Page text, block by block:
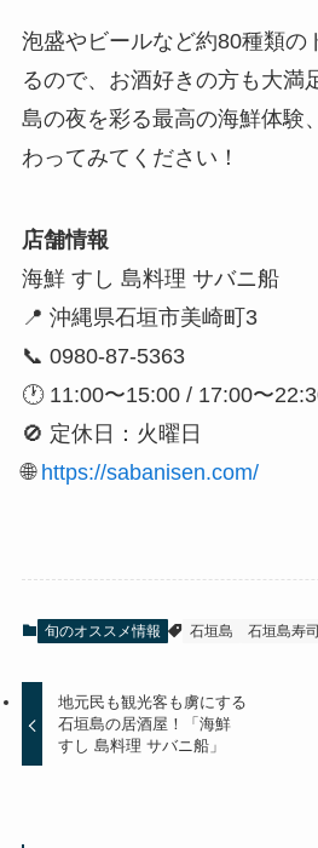
泡盛やビールなど約80種類の
るので、お酒好きの方も大満
島の夜を彩る最高の海鮮体験
わってみてください！
店舗情報
海鮮 すし 島料理 サバニ船
📍 沖縄県石垣市美崎町3
📞 0980-87-5363
🕐 11:00〜15:00 / 17:00〜
🚫 定休日：火曜日
🌐 https://sabanisen.com/
旬のオススメ情報 石垣島 石垣島寿司
地元民も観光客も虜にする
石垣島の居酒屋！「海鮮
すし 島料理 サバニ船」